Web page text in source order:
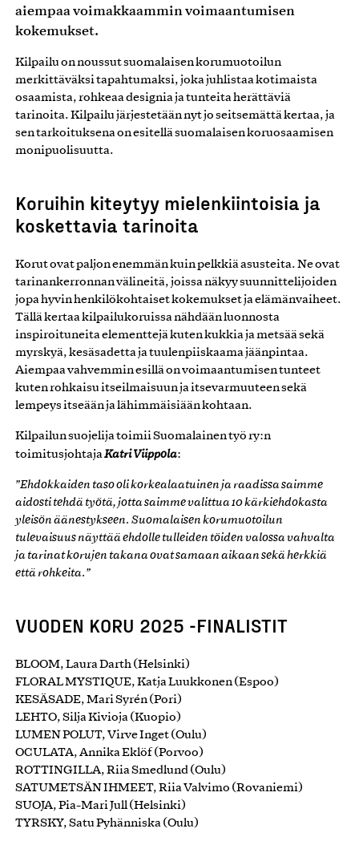
aiempaa voimakkaammin voimaantumisen
kokemukset.
Kilpailu on noussut suomalaisen korumuotoilun
merkittäväksi tapahtumaksi, joka juhlistaa kotimaista
osaamista, rohkeaa designia ja tunteita herättäviä
tarinoita. Kilpailu järjestetään nyt jo seitsemättä kertaa, ja
sen tarkoituksena on esitellä suomalaisen koruosaamisen
monipuolisuutta.
Koruihin kiteytyy mielenkiintoisia ja
koskettavia tarinoita
Korut ovat paljon enemmän kuin pelkkiä asusteita. Ne ovat
tarinankerronnan välineitä, joissa näkyy suunnittelijoiden
jopa hyvin henkilökohtaiset kokemukset ja elämänvaiheet.
Tällä kertaa kilpailukoruissa nähdään luonnosta
inspiroituneita elementtejä kuten kukkia ja metsää sekä
myrskyä, kesäsadetta ja tuulenpiiskaama jäänpintaa.
Aiempaa vahvemmin esillä on voimaantumisen tunteet
kuten rohkaisu itseilmaisuun ja itsevarmuuteen sekä
lempeys itseään ja lähimmäisiään kohtaan.
Kilpailun suojelija toimii Suomalainen työ ry:n
toimitusjohtaja Katri Viippola:
”Ehdokkaiden taso oli korkealaatuinen ja raadissa saimme
aidosti tehdä työtä, jotta saimme valittua 10 kärkiehdokasta
yleisön äänestykseen. Suomalaisen korumuotoilun
tulevaisuus näyttää ehdolle tulleiden töiden valossa vahvalta
ja tarinat korujen takana ovat samaan aikaan sekä herkkiä
että rohkeita.”
VUODEN KORU 2025 -FINALISTIT
BLOOM, Laura Darth (Helsinki)
FLORAL MYSTIQUE, Katja Luukkonen (Espoo)
KESÄSADE, Mari Syrén (Pori)
LEHTO, Silja Kivioja (Kuopio)
LUMEN POLUT, Virve Inget (Oulu)
OCULATA, Annika Eklöf (Porvoo)
ROTTINGILLA, Riia Smedlund (Oulu)
SATUMETSÄN IHMEET, Riia Valvimo (Rovaniemi)
SUOJA, Pia-Mari Jull (Helsinki)
TYRSKY, Satu Pyhänniska (Oulu)